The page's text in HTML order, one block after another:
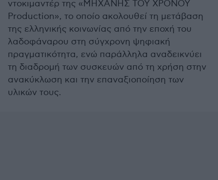
ντοκιμαντέρ της «ΜΗΧΑΝΗΣ ΤΟΥ ΧΡΟΝΟΥ
Production», το οποίο ακολουθεί τη μετάβαση
της ελληνικής κοινωνίας από την εποχή του
λαδοφάναρου στη σύγχρονη ψηφιακή
πραγματικότητα, ενώ παράλληλα αναδεικνύει
τη διαδρομή των συσκευών από τη χρήση στην
ανακύκλωση και την επαναξιοποίηση των
υλικών τους.